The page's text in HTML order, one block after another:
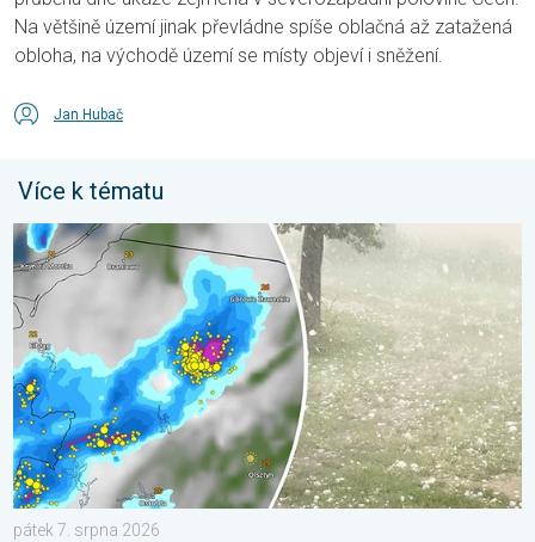
Na většině území jinak převládne spíše oblačná až zatažená
obloha, na východě území se místy objeví i sněžení.
Jan Hubač
Více k tématu
V Polsku padaly obří kroupy. Supercelární bouře. . . pátek 7.
pátek 7. srpna 2026